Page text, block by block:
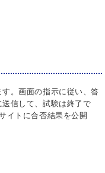
。画面の指示に従い、答
信して、試験は終了で
イトに合否結果を公開